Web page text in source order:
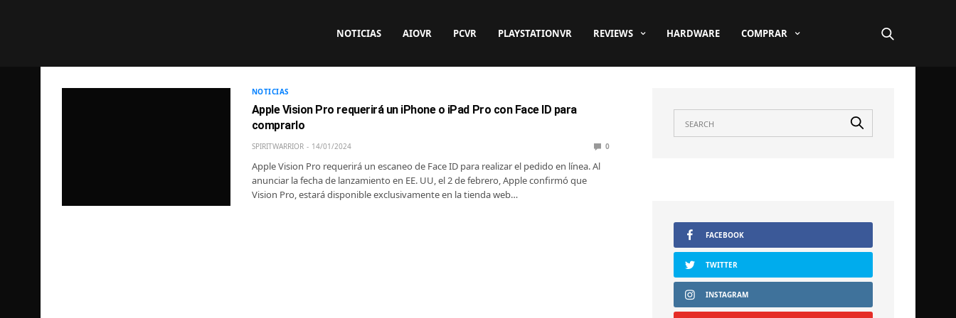
NOTICIAS AIOVR PCVR PLAYSTATIONVR REVIEWS HARDWARE COMPRAR
NOTICIAS
Apple Vision Pro requerirá un iPhone o iPad Pro con Face ID para
comprarlo
SPIRITWARRIOR 14/01/2024 0
Apple Vision Pro requerirá un escaneo de Face ID para realizar el pedido en línea. Al
anunciar la fecha de lanzamiento en EE. UU, el 2 de febrero, Apple confirmó que
Vision Pro, estará disponible exclusivamente en la tienda web…
FACEBOOK
TWITTER
INSTAGRAM